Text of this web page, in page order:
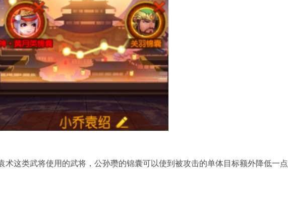
术这类武将使用的武将，公孙瓒的锦囊可以使到被攻击的单体目标额外降低一点